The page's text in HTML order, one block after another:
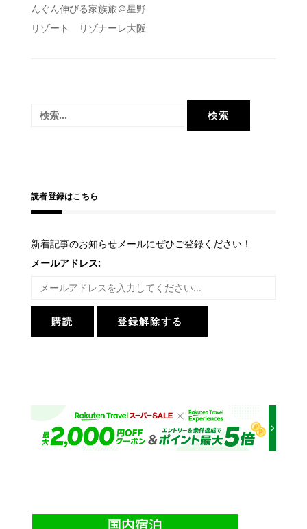
ナ
ビ
シ
んぐん伸びる家族旅＠星野
リゾート リゾナーレ大阪
読者登録はこちら
新着記事のお知らせメールにぜひご登録ください！
メールアドレス: